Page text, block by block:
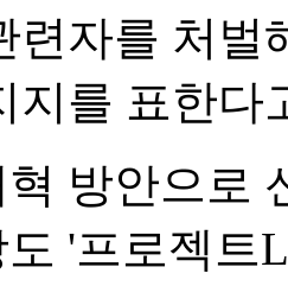
련자를 처벌
지를 표한다
방안으로
'프로젝트